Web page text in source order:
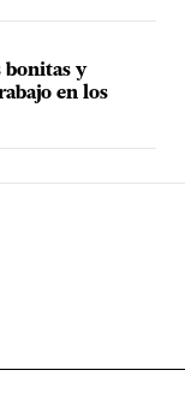
bonitas y
en los